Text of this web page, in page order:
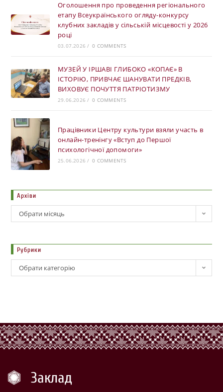
Оголошення про проведення регіонального
етапу Всеукраїнського огляду-конкурсу
клубних закладів у сільській місцевості у 2026
році
03.07.2026 / 0 COMMENTS
МУЗЕЙ У ІРШАВІ ГЛИБОКО «КОПАЄ» В
ІСТОРІЮ, ПРИВЧАЄ ШАНУВАТИ ПРЕДКІВ,
ВИХОВУЄ ПОЧУТТЯ ПАТРІОТИЗМУ
29.06.2026 / 0 COMMENTS
Працівники Центру культури взяли участь в
онлайн-тренінгу «Вступ до Першої
психологічної допомоги»
25.06.2026 / 0 COMMENTS
Архіви
Обрати місяць
Рубрики
Обрати категорію
Заклад